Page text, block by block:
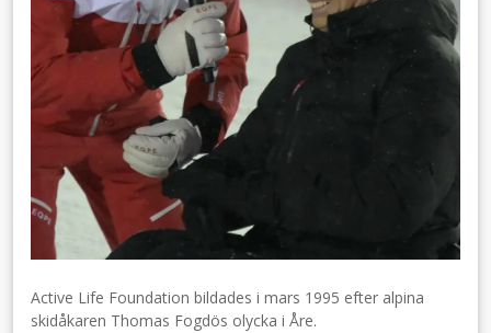
Active Life Foundation bildades i mars 1995 efter alpina
skidåkaren Thomas Fogdös olycka i Åre.